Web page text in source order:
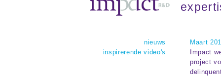
nieuws
inspirerende video's
Maart
Impact
project